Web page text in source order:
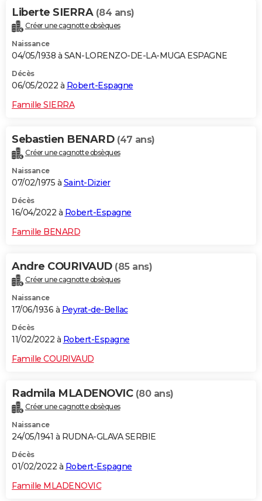
Liberte SIERRA (84 ans)
Créer une cagnotte obsèques
Naissance
04/05/1938 à SAN-LORENZO-DE-LA-MUGA ESPAGNE
Décès
06/05/2022 à Robert-Espagne
Famille SIERRA
Sebastien BENARD (47 ans)
Créer une cagnotte obsèques
Naissance
07/02/1975 à Saint-Dizier
Décès
16/04/2022 à Robert-Espagne
Famille BENARD
Andre COURIVAUD (85 ans)
Créer une cagnotte obsèques
Naissance
17/06/1936 à Peyrat-de-Bellac
Décès
11/02/2022 à Robert-Espagne
Famille COURIVAUD
Radmila MLADENOVIC (80 ans)
Créer une cagnotte obsèques
Naissance
24/05/1941 à RUDNA-GLAVA SERBIE
Décès
01/02/2022 à Robert-Espagne
Famille MLADENOVIC